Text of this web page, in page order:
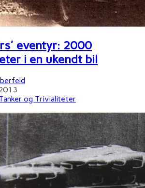
eventyr: 2000
i en ukendt bil
og Trivialiteter